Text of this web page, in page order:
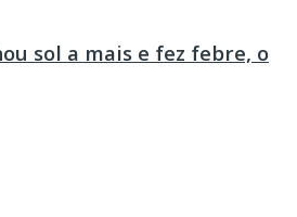
sol a mais e fez febre, o